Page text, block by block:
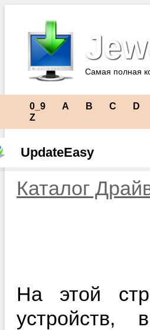
Самая полная
0_9 A B C D
Z
UpdateEasy
Каталог
На этой